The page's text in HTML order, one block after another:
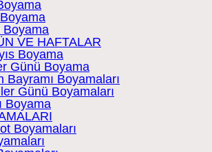
Boyama
VE HAFTALAR
Boyama
Günü Boyama
Bayramı Boyamaları
Günü Boyamaları
Boyama
Boyamaları